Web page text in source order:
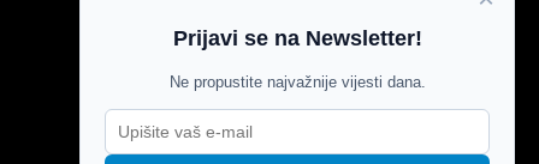
Impressum
Pravila komentiranja
Agroglas
Prijavi se na Newsletter!
Ne propustite najvažnije vijesti dana.